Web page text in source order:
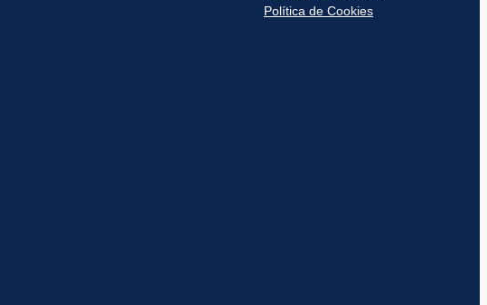
Política de Cookies